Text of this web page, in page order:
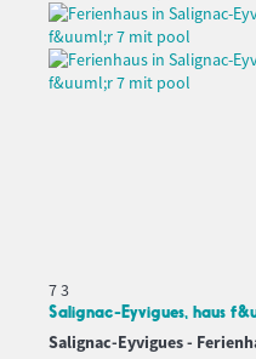
73
Salignac-Eyvigues, haus
Salignac-Eyvigues -